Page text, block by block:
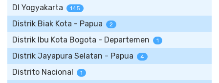
DI Yogyakarta 145
Distrik Biak Kota - Papua 2
Distrik Ibu Kota Bogota - Departemen 1
Distrik Jayapura Selatan - Papua 4
Distrito Nacional 1